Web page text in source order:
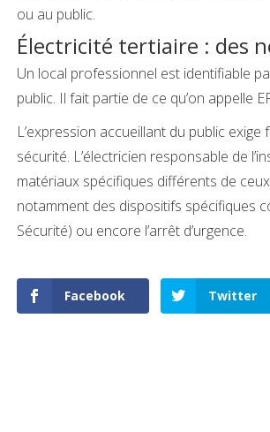
ou au public.
Électricité tertiaire : des
Un local professionnel est identifiable
public. Il fait partie de ce qu’on appelle
L’expression accueillant du public
sécurité. L’électricien responsable de
matériaux spécifiques différents de
notamment des dispositifs spécifiques
Sécurité) ou encore l’arrêt d’urgence.
Facebook Twitter